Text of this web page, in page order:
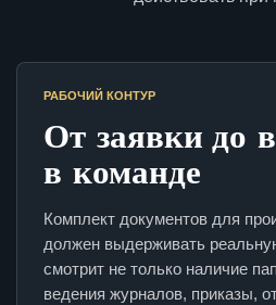
РАБОЧИЙ КОНТУР
От заявки до
в команде
Комплект документов для
должен выдерживать
смотрит не только наличие
ведения журналов, приказы,